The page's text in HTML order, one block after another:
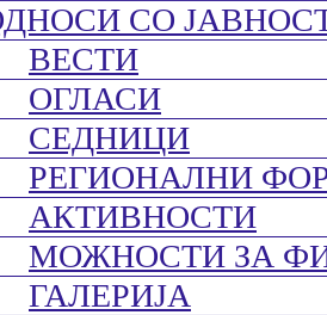
СО
ВЕСТИ
ОГЛАСИ
СЕДНИЦИ
РЕГИОНАЛНИ
АКТИВНОСТИ
МОЖНОСТИ ЗА
ГАЛЕРИЈА